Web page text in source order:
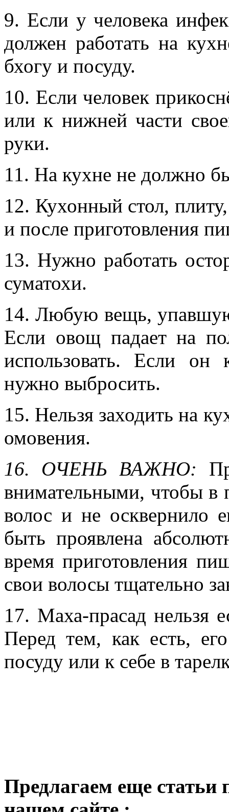
9. Если у человека
должен работать на
бхогу и посуду.
10. Если человек
или к нижней части
руки.
11. На кухне не должно
12. Кухонный стол,
и после приготовления
13. Нужно работать
суматохи.
14. Любую вещь, упавшую
Если овощ падает на
использовать. Если он
нужно выбросить.
15. Нельзя заходить на
омовения.
16. ОЧЕНЬ ВАЖНО:
внимательными, чтобы в
волос и не осквернило
быть проявлена
время приготовления
свои волосы тщательно
17. Маха-прасад нельзя
Перед тем, как есть,
посуду или к себе в
Предлагаем еще статьи